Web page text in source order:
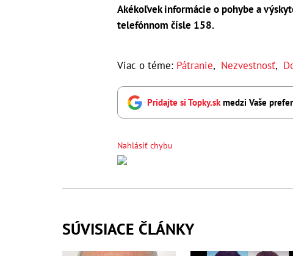
Akékoľvek informácie o pohybe a
telefónnom čísle 158.
Viac o téme: Pátranie, Nezvestnosť,
Pridajte si Topky.skmedzi Vaše
Nahlásiť chybu
SÚVISIACE ČLÁNKY